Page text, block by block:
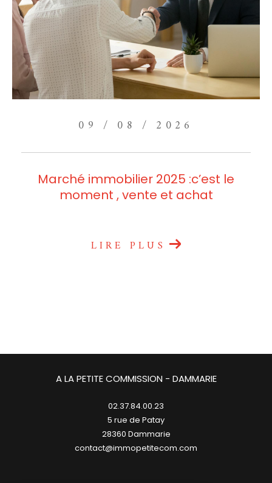
09 / 08 / 2026
Marché immobilier 2025 :c’est le
moment , vente et achat
LIRE PLUS
A LA PETITE COMMISSION - DAMMARIE
02.37.84.00.23
5 rue de Patay
28360
dammarie
contact@immopetitecom.com